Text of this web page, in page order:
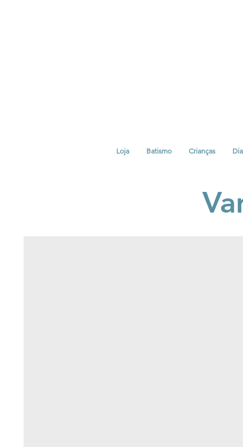
Loja Batismo Crianças